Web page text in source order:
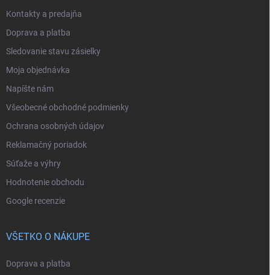
Kontakty a predajňa
Doprava a platba
Sledovanie stavu zásielky
Moja objednávka
Napíšte nám
Všeobecné obchodné podmienky
Ochrana osobných údajov
Reklamačný poriadok
Súťaže a výhry
Hodnotenie obchodu
Google recenzie
VŠETKO O NÁKUPE
Doprava a platba